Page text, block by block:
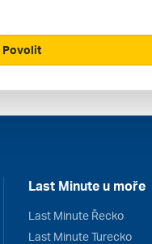
Last Minute u moře
Last Minute Řecko
Last Minute Turecko
Povolit